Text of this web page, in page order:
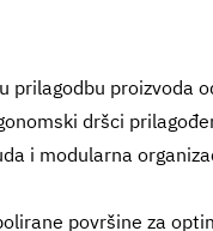
prilagodbu proizvoda
dršci
i modularna
površine za